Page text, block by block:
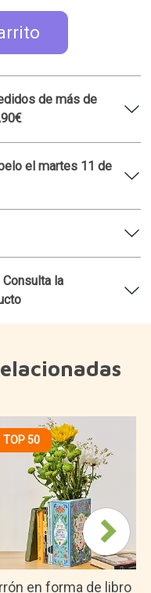
de más de
el martes 11 de
la
TOP 50
en forma de libro